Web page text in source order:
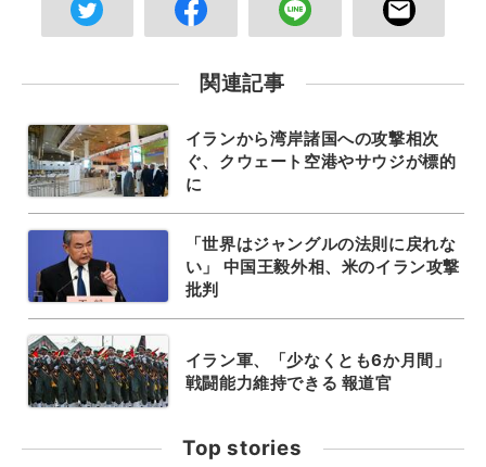
関連記事
イランから湾岸諸国への攻撃相次
ぐ、クウェート空港やサウジが標的
に
「世界はジャングルの法則に戻れな
い」 中国王毅外相、米のイラン攻撃
批判
イラン軍、「少なくとも6か月間」
戦闘能力維持できる 報道官
Top stories